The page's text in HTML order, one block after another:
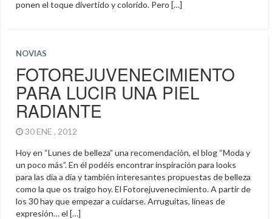
ponen el toque divertido y colorido. Pero […]
NOVIAS
FOTOREJUVENECIMIENTO
PARA LUCIR UNA PIEL
RADIANTE
30 ENE , 2012
Hoy en “Lunes de belleza” una recomendación, el blog “Moda y
un poco más”. En él podéis encontrar inspiración para looks
para las día a día y también interesantes propuestas de belleza
como la que os traigo hoy. El Fotorejuvenecimiento. A partir de
los 30 hay que empezar a cuidarse. Arruguitas, líneas de
expresión… el […]